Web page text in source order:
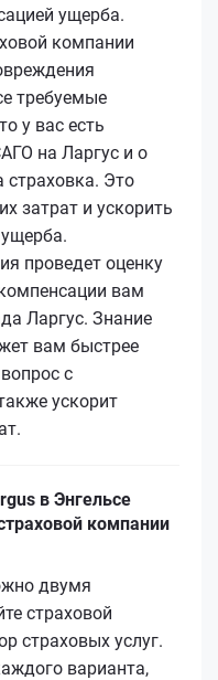
ущерба.
компании
требуемые
у вас есть
на Ларгус и о
Это
затрат и ускорить
проведет оценку
вам
Ларгус. Знание
вам быстрее
с
ускорит
в Энгельсе
компании
двумя
страховой
страховых услуг.
варианта,